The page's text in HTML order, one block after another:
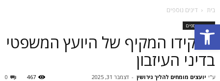
פתח סרגל נגישות
בית דינים נוספים
דינים נוספים
תפקידו המקיף של היועץ המשפטי
בדיני העיזבון
ע"י יועצים מומחים להליך גירושין - דצמבר 31, 2025 0 467